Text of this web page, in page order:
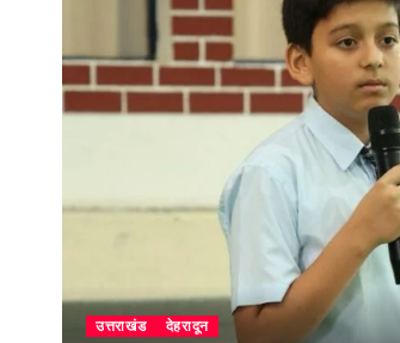
उत्तराखंड देहरादून